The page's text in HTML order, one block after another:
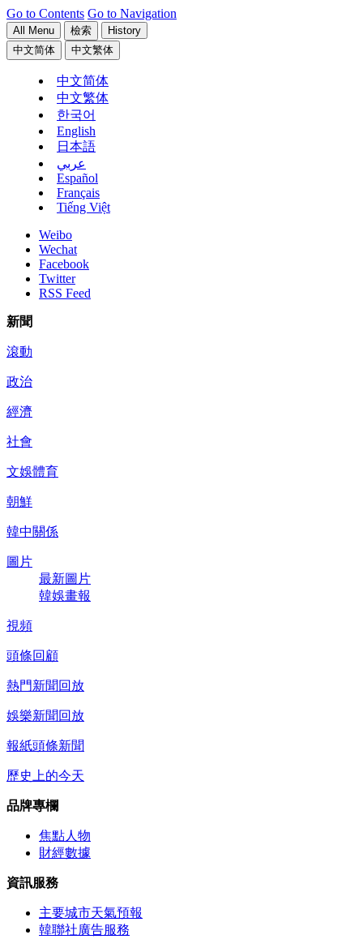
Go to Contents Go to Navigation
All Menu 檢索
History
中文简体
中文繁体
中文简体
中文繁体
한국어
English
日本語
عربي
Español
Français
Tiếng Việt
Weibo
Wechat
Facebook
Twitter
RSS Feed
新聞
滾動
政治
經濟
社會
文娛體育
朝鮮
韓中關係
圖片
最新圖片
韓娛畫報
視頻
頭條回顧
熱門新聞回放
娛樂新聞回放
報紙頭條新聞
歷史上的今天
品牌專欄
焦點人物
財經數據
資訊服務
主要城市天氣預報
韓聯社廣告服務